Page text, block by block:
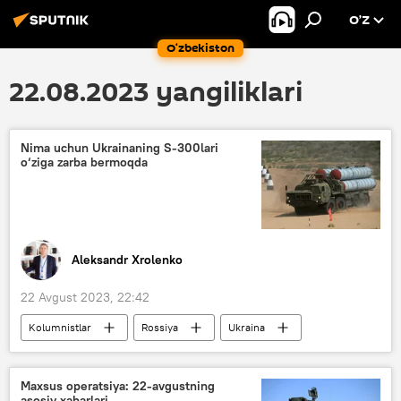
O‘zbekiston
O’Z
22.08.2023 yangiliklari
Nima uchun Ukrainaning S-300lari
o‘ziga zarba bermoqda
Aleksandr Xrolenko
22 Avgust 2023, 22:42
Kolumnistlar Rossiya
Ukraina
Donesk xalq respublikasi (DXR)
Lugansk xalq respublikasi (LXR)
Maxsus operatsiya: 22-avgustning